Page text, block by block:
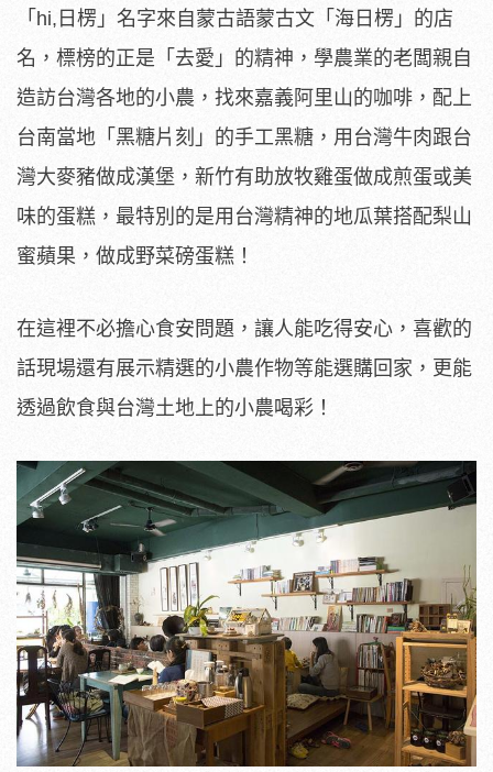
「hi,日楞」名字來自蒙古語蒙古文「海日楞」的店
名，標榜的正是「去愛」的精神，學農業的老闆親自
造訪台灣各地的小農，找來嘉義阿里山的咖啡，配上
台南當地「黑糖片刻」的手工黑糖，用台灣牛肉跟台
灣大麥豬做成漢堡，新竹有助放牧雞蛋做成煎蛋或美
味的蛋糕，最特別的是用台灣精神的地瓜葉搭配梨山
蜜蘋果，做成野菜磅蛋糕！
在這裡不必擔心食安問題，讓人能吃得安心，喜歡的
話現場還有展示精選的小農作物等能選購回家，更能
透過飲食與台灣土地上的小農喝彩！